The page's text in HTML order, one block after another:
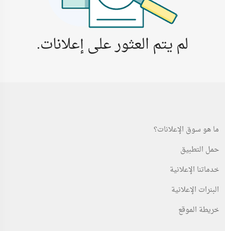
لم يتم العثور على إعلانات.
ما هو سوق الإعلانات؟
حمل التطبيق
خدماتنا الإعلانية
البنرات الإعلانية
خريطة الموقع